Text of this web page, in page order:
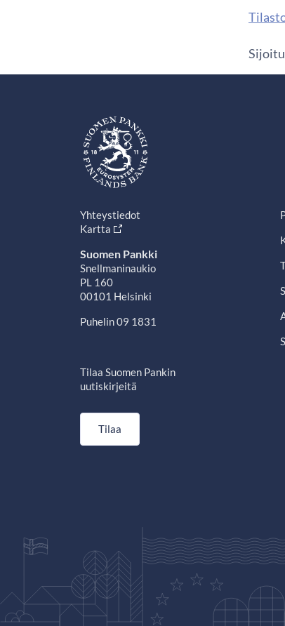
Yhteystiedot
Kartta
Suomen Pankki
Snellmaninaukio
PL 160
00101 Helsinki
Puhelin 09 1831
Tilaa Suomen Pankin
uutiskirjeitä
Tilaa